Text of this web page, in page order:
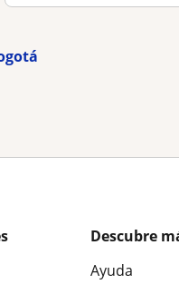
Descubre
Ayuda